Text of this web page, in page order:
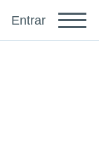
Entrar